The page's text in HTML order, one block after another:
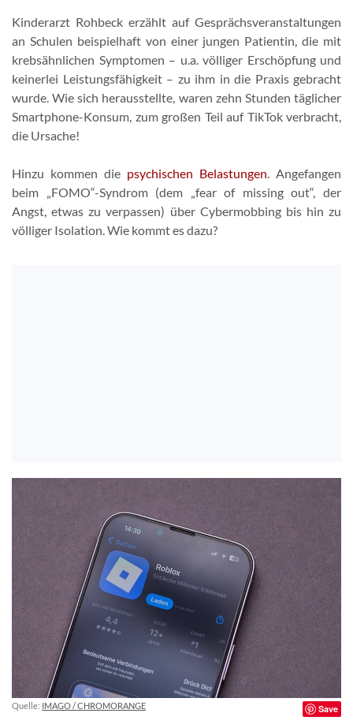
Kinderarzt Rohbeck erzählt auf Gesprächsveranstaltungen
an Schulen beispielhaft von einer jungen Patientin, die mit
krebsähnlichen Symptomen – u.a. völliger Erschöpfung und
keinerlei Leistungsfähigkeit – zu ihm in die Praxis gebracht
wurde. Wie sich herausstellte, waren zehn Stunden täglicher
Smartphone-Konsum, zum großen Teil auf TikTok verbracht,
die Ursache!
Hinzu kommen die psychischen Belastungen. Angefangen
beim „FOMO“-Syndrom (dem „fear of missing out“, der
Angst, etwas zu verpassen) über Cybermobbing bis hin zu
völliger Isolation. Wie kommt es dazu?
Quelle: IMAGO / CHROMORANGE Save